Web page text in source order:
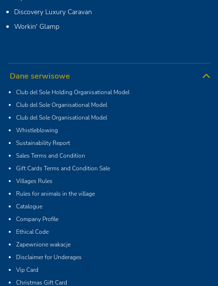
Discovery Luxury Caravan
Workin' Glamp
Dane serwisowe
Club del Sole Holding Organisational Model
Club del Sole Organisational Model
Club del Sole Organisational Model
Whistleblowing
Sustainability Report
Sales Terms and Condition
Gift Cards Terms and Condition Sale
Villages Rules
Rules for animals in the village
Catalogue
Company Profile
Ethical Code
Zapewnione wakacje
Disclaimer for Underages
Vip Card
Christmas Gift Card